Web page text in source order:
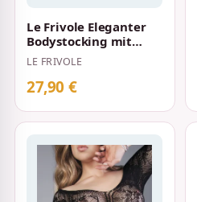
Le Frivole Eleganter
Bodystocking mit
dichten Muster und
Öffnung im Ge…
LE FRIVOLE
27,90 €